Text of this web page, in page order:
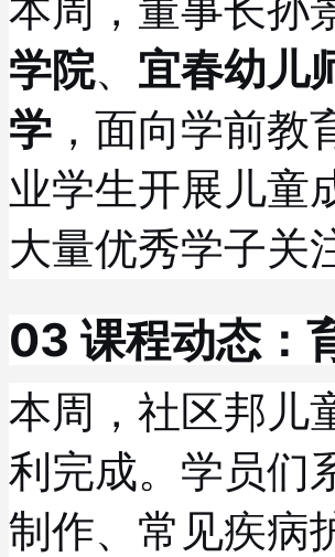
学院、 宜春幼儿
学 ，面向学前
业学生开展儿童
大量优秀学子关
03 课程动态：
本周，社区邦儿
利完成。学员们
制作、常见疾病